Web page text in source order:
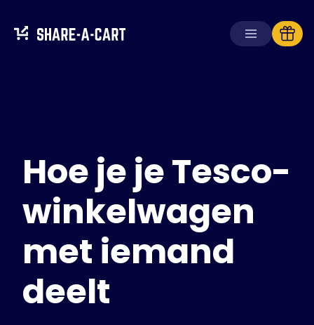
Oplossingen
Voor consumenten
Voor scholen
Voor ondernemingen
Haal Plus+
Hoe je je Tesco-
winkelwagen
met iemand
deelt